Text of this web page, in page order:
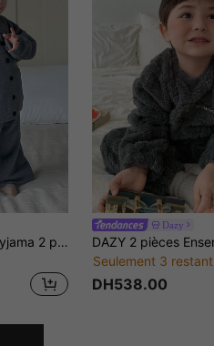
DAZY Ensemble de pyjama 2 pièces pour tout-petits garçons, Top à manches longues de couleur unie confortable et pantalon ample
Dazy
Seulement 3 restant
DH538.00